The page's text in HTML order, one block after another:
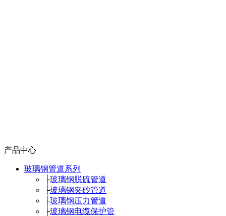
产品中心
玻璃钢管道系列
├玻璃钢脱硫管道
├玻璃钢夹砂管道
├玻璃钢压力管道
├玻璃钢电缆保护管